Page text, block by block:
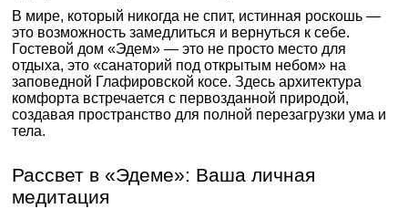
В мире, который никогда не спит, истинная роскошь —
это возможность замедлиться и вернуться к себе.
Гостевой дом «Эдем» — это не просто место для
отдыха, это «санаторий под открытым небом» на
заповедной Глафировской косе. Здесь архитектура
комфорта встречается с первозданной природой,
создавая пространство для полной перезагрузки ума и
тела.
Рассвет в «Эдеме»: Ваша личная
медитация